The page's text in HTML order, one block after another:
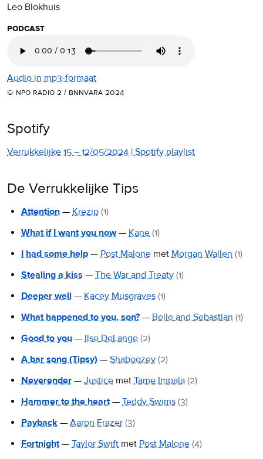
Leo Blokhuis
podcast
Audio in mp3-formaat
© npo radio 2 / bnnvara 2024
Spotify
Verrukkelijke 15 – 12/05/2024 | Spotify playlist
De Verrukkelijke Tips
Attention — Krezip (1)
What if I want you now— Kane (1)
I had some help — Post Malone met Morgan Wallen (1)
Stealing a kiss — The War and Treaty (1)
Deeper well — Kacey Musgraves (1)
What happened to you, son? — Belle and Sebastian (1)
Good to you — Ilse DeLange (2)
A bar song (Tipsy) — Shaboozey (2)
Neverender — Justice met Tame Impala (2)
Hammer to the heart— Teddy Swims (3)
Payback — Aaron Frazer (3)
Fortnight— Taylor Swift met Post Malone (4)